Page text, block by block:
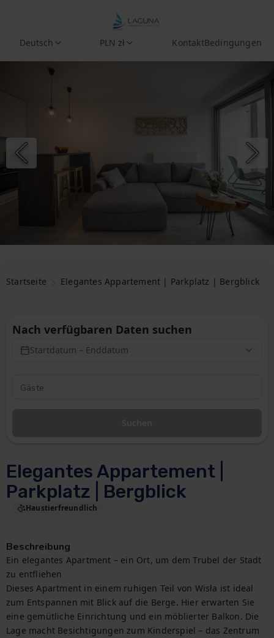
Deutsch PLN zł KontaktBedingungen
Startseite Elegantes Appartement | Parkplatz | Bergblick
Elegantes Appartement |
Parkplatz | Bergblick
Haustierfreundlich
Beschreibung
Ein elegantes Apartment – ein Ort, um dem Trubel der Stadt
zu entfliehen
Dieses Apartment in einem ruhigen Teil von Wisła ist ideal
zum Entspannen mit Blick auf die Berge. Hier erwarten Sie
eine gemütliche Einrichtung und ein möblierter Balkon. Die
Lage macht Besichtigungen zum Kinderspiel – das Zentrum
Nach verfügbaren Daten suchen
Startdatum – Enddatum